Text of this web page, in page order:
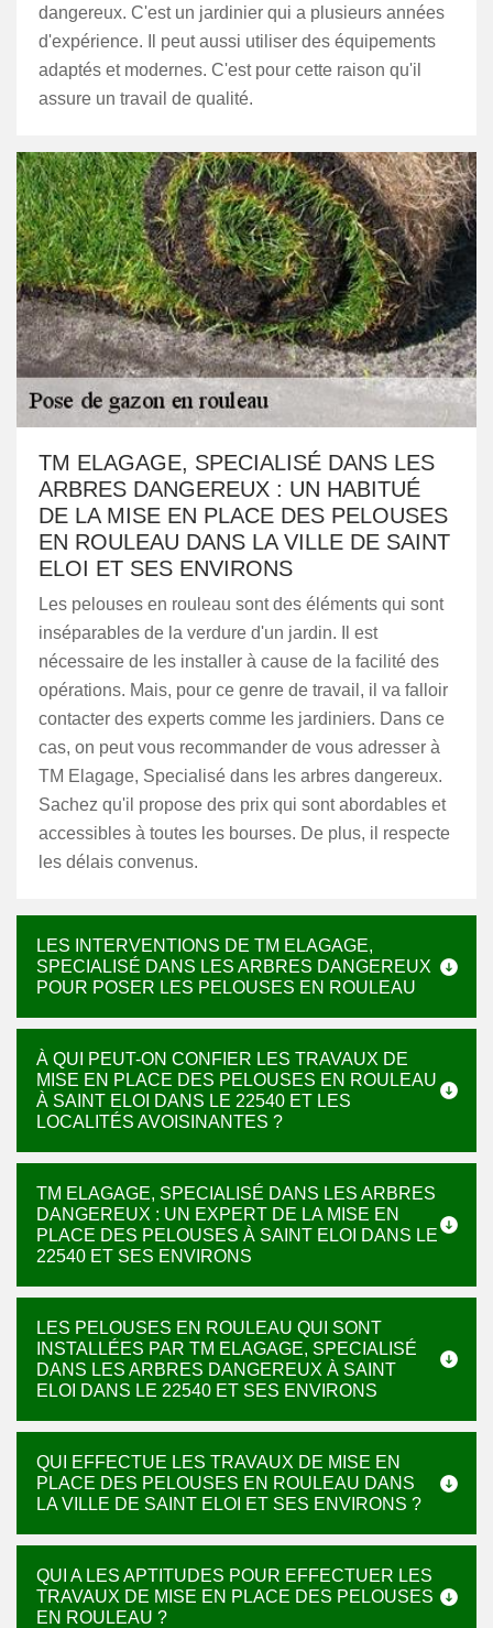
dangereux. C'est un jardinier qui a plusieurs années
d'expérience. Il peut aussi utiliser des équipements
adaptés et modernes. C'est pour cette raison qu'il
assure un travail de qualité.
TM ELAGAGE, SPECIALISÉ DANS LES
ARBRES DANGEREUX : UN HABITUÉ
DE LA MISE EN PLACE DES PELOUSES
EN ROULEAU DANS LA VILLE DE SAINT
ELOI ET SES ENVIRONS
Les pelouses en rouleau sont des éléments qui sont
inséparables de la verdure d'un jardin. Il est
nécessaire de les installer à cause de la facilité des
opérations. Mais, pour ce genre de travail, il va falloir
contacter des experts comme les jardiniers. Dans ce
cas, on peut vous recommander de vous adresser à
TM Elagage, Specialisé dans les arbres dangereux.
Sachez qu'il propose des prix qui sont abordables et
accessibles à toutes les bourses. De plus, il respecte
les délais convenus.
LES INTERVENTIONS DE TM ELAGAGE,
SPECIALISÉ DANS LES ARBRES DANGEREUX
POUR POSER LES PELOUSES EN ROULEAU
À QUI PEUT-ON CONFIER LES TRAVAUX DE
MISE EN PLACE DES PELOUSES EN ROULEAU
À SAINT ELOI DANS LE 22540 ET LES
LOCALITÉS AVOISINANTES ?
TM ELAGAGE, SPECIALISÉ DANS LES ARBRES
DANGEREUX : UN EXPERT DE LA MISE EN
PLACE DES PELOUSES À SAINT ELOI DANS LE
22540 ET SES ENVIRONS
LES PELOUSES EN ROULEAU QUI SONT
INSTALLÉES PAR TM ELAGAGE, SPECIALISÉ
DANS LES ARBRES DANGEREUX À SAINT
ELOI DANS LE 22540 ET SES ENVIRONS
QUI EFFECTUE LES TRAVAUX DE MISE EN
PLACE DES PELOUSES EN ROULEAU DANS
LA VILLE DE SAINT ELOI ET SES ENVIRONS ?
QUI A LES APTITUDES POUR EFFECTUER LES
TRAVAUX DE MISE EN PLACE DES PELOUSES
EN ROULEAU ?